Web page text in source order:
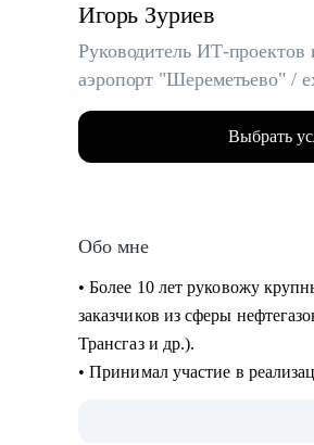
Игорь Зуриев
Руководитель ИТ-
аэропорт "Шереметьево" /
Выбрать
Обо мне
• Более 10 лет руковожу
заказчиков из сферы
Трансгаз и др.).
• Принимал участие в